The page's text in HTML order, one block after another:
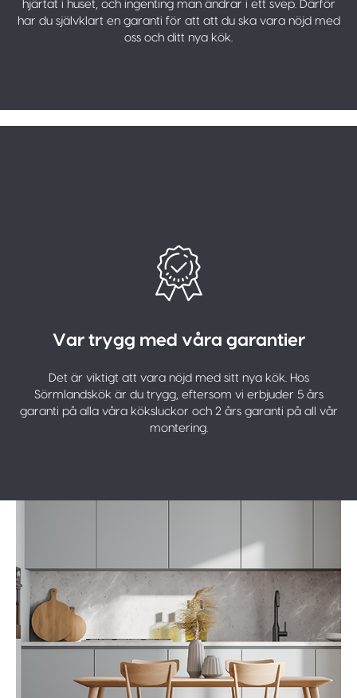
hjärtat i huset, och ingenting man ändrar i ett svep. Därför
har du självklart en garanti för att att du ska vara nöjd med
oss och ditt nya kök.
Var trygg med våra garantier
Det är viktigt att vara nöjd med sitt nya kök. Hos
Sörmlandskök är du trygg, eftersom vi erbjuder 5 års
garanti på alla våra köksluckor och 2 års garanti på all vår
montering.